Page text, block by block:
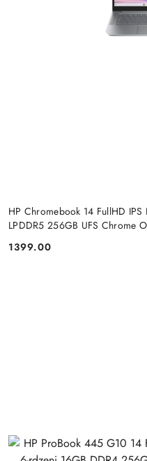
HP Chromebook 14 FullHD
LPDDR5 256GB UFS Chrome
Cena:
1399.00